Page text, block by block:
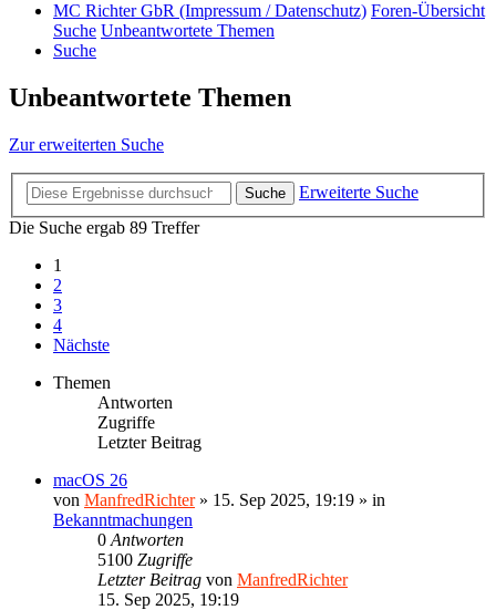
MC Richter GbR (Impressum / Datenschutz) Foren-Übersicht
Suche Unbeantwortete Themen
Suche
Unbeantwortete Themen
Zur erweiterten Suche
Suche
Erweiterte Suche
Die Suche ergab 89 Treffer
1
2
3
4
Nächste
Themen
Antworten
Zugriffe
Letzter Beitrag
macOS 26
von ManfredRichter» 15. Sep 2025, 19:19 » in
Bekanntmachungen
0 Antworten
5100 Zugriffe
Letzter Beitrag von ManfredRichter
15. Sep 2025, 19:19